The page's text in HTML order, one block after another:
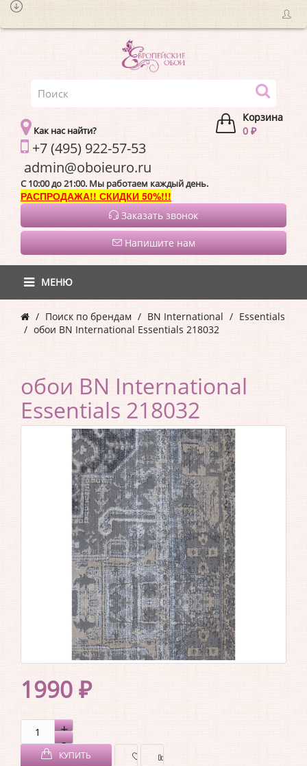
Корзина
0 ₽
Как нас найти?
+7 (495) 922-57-53
C 10:00 до 21:00. Мы работаем каждый день.
РАСПРОДАЖА!! СКИДКИ 50%!!!
Заказать звонок
Напишите нам
МЕНЮ
Поиск по брендам BN International
Essentials
обои BN International Essentials 218032
обои BN International
Essentials 218032
1990 ₽
КУПИТЬ